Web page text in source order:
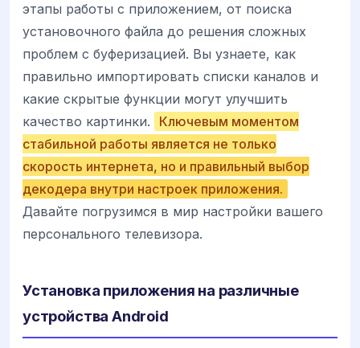
этапы работы с приложением, от поиска
установочного файла до решения сложных
проблем с буферизацией. Вы узнаете, как
правильно импортировать списки каналов и
какие скрытые функции могут улучшить
качество картинки.
Ключевым моментом
стабильной работы является не только
скорость интернета, но и правильный выбор
декодера внутри настроек приложения.
Давайте погрузимся в мир настройки вашего
персонального телевизора.
Установка приложения на различные
устройства Android